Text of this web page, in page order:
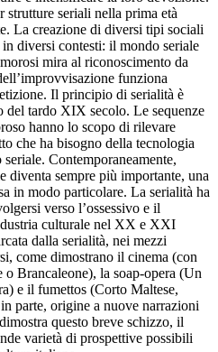
strutture seriali nella prima età
La creazione di diversi tipi sociali
diversi contesti: il mondo seriale
mira al riconoscimento da
funziona
Il principio di serialità è
del tardo XIX secolo. Le sequenze
hanno lo scopo di rilevare
che ha bisogno della tecnologia
Contemporaneamente,
diventa sempre più importante, una
in modo particolare. La serialità ha
verso l’ossessivo e il
culturale nel XX e XXI
dalla serialità, nei mezzi
come dimostrano il cinema (con
o Brancaleone), la soap-opera (Un
) e il fumettos (Corto Maltese,
parte, origine a nuove narrazioni
questo breve schizzo, il
varietà di prospettive possibili